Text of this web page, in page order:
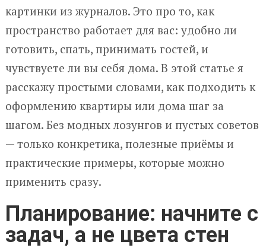
картинки из журналов. Это про то, как
пространство работает для вас: удобно ли
готовить, спать, принимать гостей, и
чувствуете ли вы себя дома. В этой статье я
расскажу простыми словами, как подходить к
оформлению квартиры или дома шаг за
шагом. Без модных лозунгов и пустых советов
— только конкретика, полезные приёмы и
практические примеры, которые можно
применить сразу.
Планирование: начните с
задач, а не цвета стен